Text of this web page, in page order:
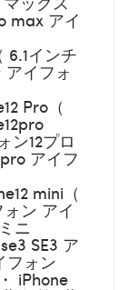
max アイ
6.1インチ
アイフォ
Pro（
ン12プロ
アイフ
mini（
ン アイ
ニ
SE3 ア
フォン
iPhone